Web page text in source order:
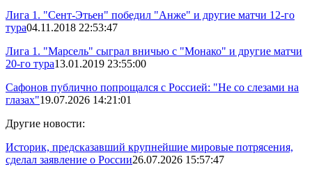
Лига 1. "Сент-Этьен" победил "Анже" и другие матчи 12-го
тура04.11.2018 22:53:47
Лига 1. "Марсель" сыграл вничью с "Монако" и другие матчи
20-го тура13.01.2019 23:55:00
Сафонов публично попрощался с Россией: "Не со слезами на
глазах"19.07.2026 14:21:01
Другие новости:
Историк, предсказавший крупнейшие мировые потрясения,
сделал заявление о России26.07.2026 15:57:47